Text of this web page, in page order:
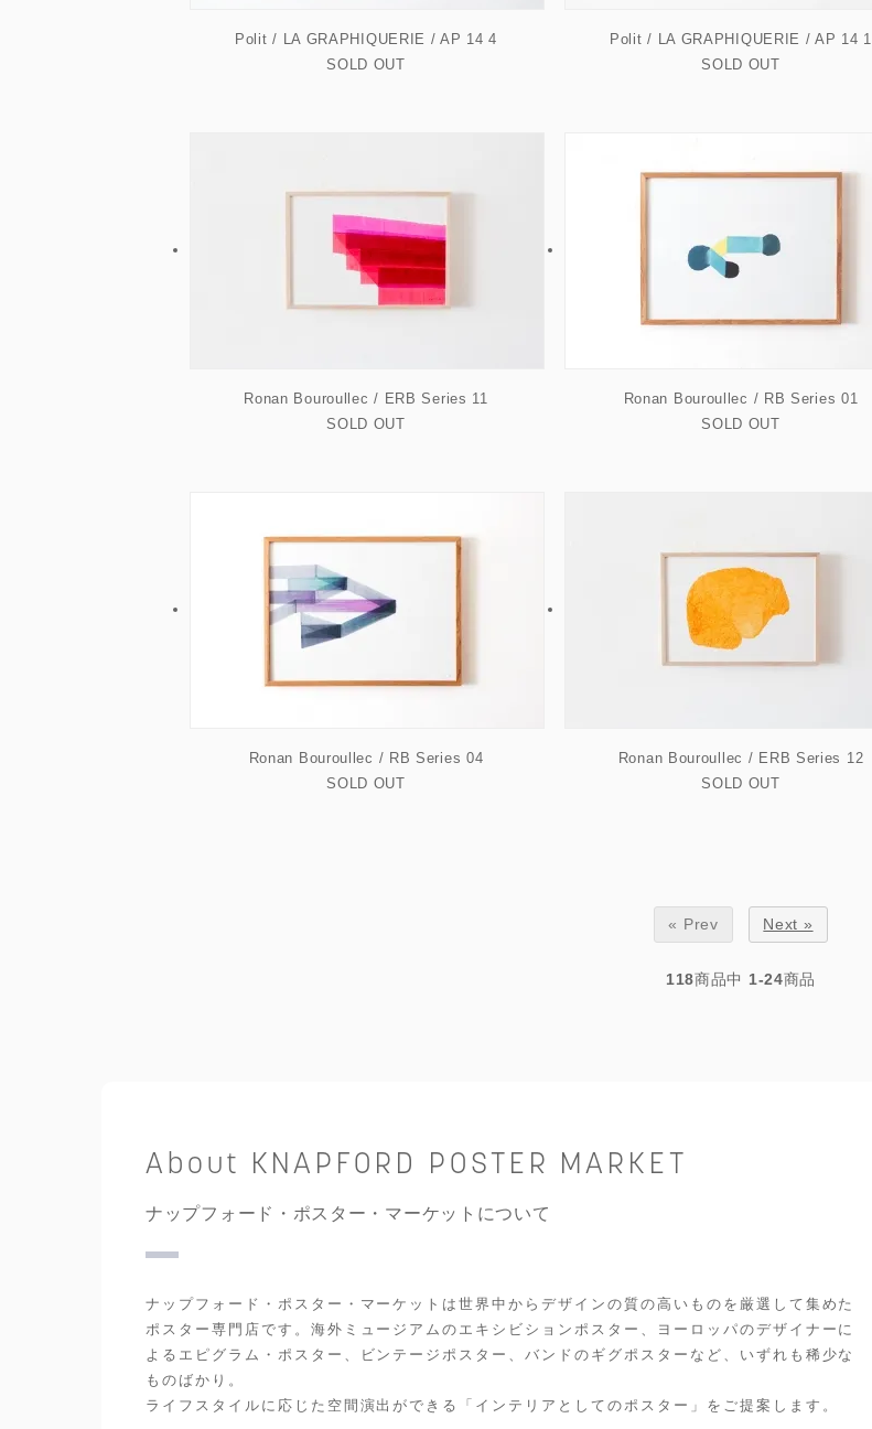
Polit / LA GRAPHIQUERIE / AP 14 4
SOLD OUT
Polit / LA GRAPHIQUERIE / AP 14 1
SOLD OUT
Ronan Bouroullec / ERB Series 11
SOLD OUT
Ronan Bouroullec / RB Series 01
SOLD OUT
Ronan Bouroullec / RB Series 04
SOLD OUT
Ronan Bouroullec / ERB Series 12
SOLD OUT
« Prev Next »
118商品中 1-24商品
About KNAPFORD POSTER MARKET
ナップフォード・ポスター・マーケットについて
ナップフォード・ポスター・マーケットは世界中からデザインの質の高いものを厳選して集めた
ポスター専門店です。海外ミュージアムのエキシビションポスター、ヨーロッパのデザイナーに
よるエピグラム・ポスター、ビンテージポスター、バンドのギグポスターなど、いずれも稀少な
ものばかり。
ライフスタイルに応じた空間演出ができる「インテリアとしてのポスター」をご提案します。